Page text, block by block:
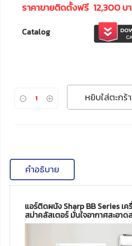
ราคาขายติดตั้งฟรี 12,300 บ
Catalog
หยิบใส่ตะกร้า
คำอธิบาย
แอร์ติดผนัง Sharp BB Series เ
สม่าคลัสเตอร์ มั่นใจอากาศสะอา